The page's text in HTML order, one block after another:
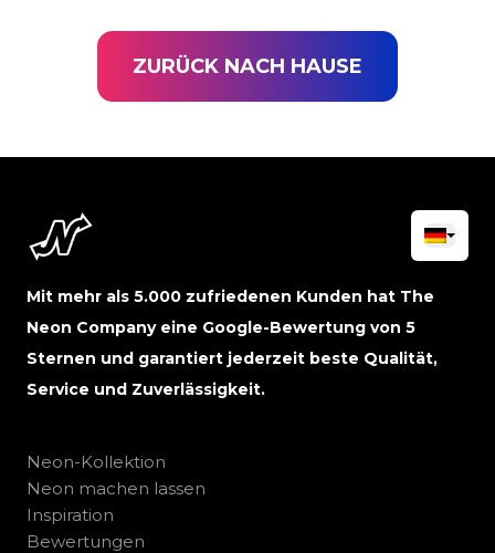
ZURÜCK NACH HAUSE
Mit mehr als 5.000 zufriedenen Kunden hat The
Neon Company eine Google-Bewertung von 5
Sternen und garantiert jederzeit beste Qualität,
Service und Zuverlässigkeit.
Neon-Kollektion
Neon machen lassen
Inspiration
Bewertungen